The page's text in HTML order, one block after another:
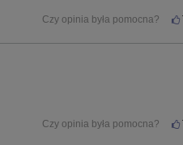
Czy opinia była pomocna?
Czy opinia była pomocna?